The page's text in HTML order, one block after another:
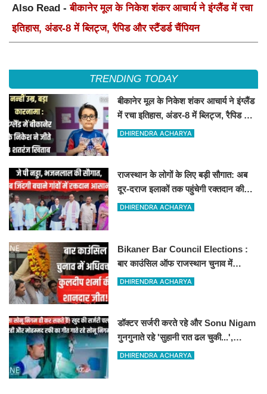
Also Read -बीकानेर मूल के निकेश शंकर आचार्य ने इंग्लैंड में रचा
इतिहास, अंडर-8 में ब्लिट्ज, रैपिड और स्टैंडर्ड चैंपियन
TRENDING TODAY
बीकानेर मूल के निकेश शंकर आचार्य ने इंग्लैंड
में रचा इतिहास, अंडर-8 में ब्लिट्ज, रैपिड और
स्टैंडर्ड चैंपियन
DHIRENDRA ACHARYA
राजस्थान के लोगों के लिए बड़ी सौगात: अब
दूर-दराज इलाकों तक पहुंचेगी रक्तदान की
सुविधा, 10 अत्याधुनिक वाहन रवाना
DHIRENDRA ACHARYA
Bikaner Bar Council Elections :
बार काउंसिल ऑफ राजस्थान चुनाव में
बीकानेर के अधिवक्ता कुलदीप कुमार शर्मा की
DHIRENDRA ACHARYA
डॉक्टर सर्जरी करते रहे और Sonu Nigam
गुनगुनाते रहे 'सुहानी रात ढल चुकी...',
VIDEO वायरल
DHIRENDRA ACHARYA